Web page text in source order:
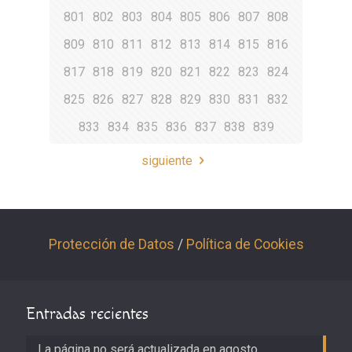
801 802 803 804 805 806 807 808
809
810 811 812 813 814 815
816
817 818 819 820 821 822 823
824
825
826 827 828 829 830 831
832
833
834 835 836 837 838 839
siguiente
Protección de Datos / Política de Cookies
Entradas recientes
La página no será actualizada en agosto